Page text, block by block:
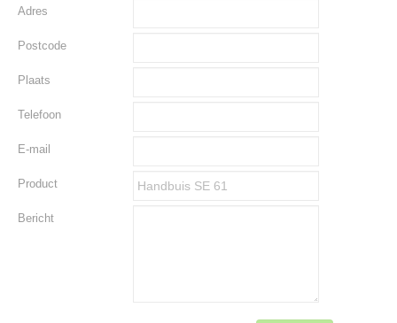
Adres
Postcode
Plaats
Telefoon
E-mail
Product
Bericht